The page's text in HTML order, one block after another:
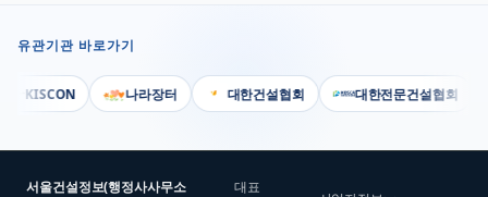
유관기관 바로가기
KISCON 나라장터 대한건설협회 대한전문건설협회
서울건설정보(행정사사무소 대표